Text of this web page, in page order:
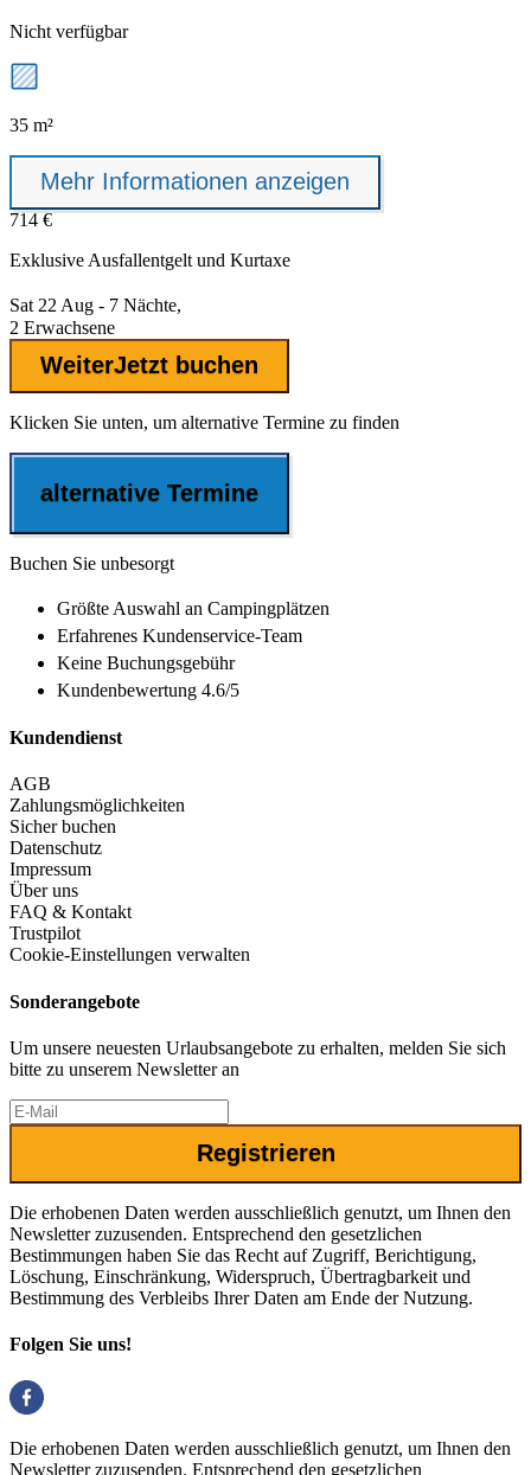
Nicht verfügbar
35 m²
Mehr Informationen anzeigen
714 €
Exklusive Ausfallentgelt und Kurtaxe
Sat 22 Aug - 7 Nächte,
2 Erwachsene
WeiterJetzt buchen
Klicken Sie unten, um alternative Termine zu finden
alternative Termine
Buchen Sie unbesorgt
Größte Auswahl an Campingplätzen
Erfahrenes Kundenservice-Team
Keine Buchungsgebühr
Kundenbewertung 4.6/5
Kundendienst
AGB
Zahlungsmöglichkeiten
Sicher buchen
Datenschutz
Impressum
Über uns
FAQ & Kontakt
Trustpilot
Cookie-Einstellungen verwalten
Sonderangebote
Um unsere neuesten Urlaubsangebote zu erhalten, melden Sie sich
bitte zu unserem Newsletter an
Registrieren
Die erhobenen Daten werden ausschließlich genutzt, um Ihnen den
Newsletter zuzusenden. Entsprechend den gesetzlichen
Bestimmungen haben Sie das Recht auf Zugriff, Berichtigung,
Löschung, Einschränkung, Widerspruch, Übertragbarkeit und
Bestimmung des Verbleibs Ihrer Daten am Ende der Nutzung.
Folgen Sie uns!
Die erhobenen Daten werden ausschließlich genutzt, um Ihnen den
Newsletter zuzusenden. Entsprechend den gesetzlichen